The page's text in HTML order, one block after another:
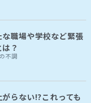
な職場や学校など緊張
？
不調
らない!?これっても